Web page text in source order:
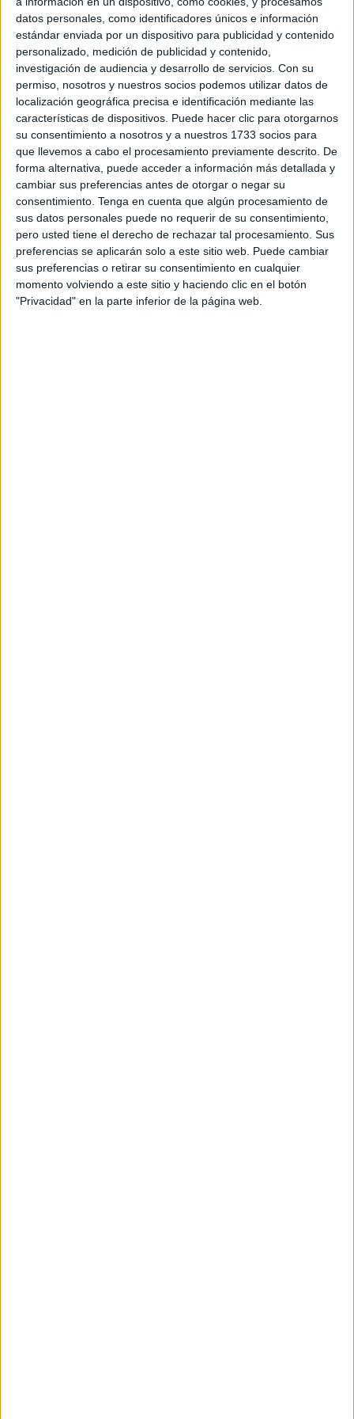
datos personales, como identificadores únicos e información
estándar enviada por un dispositivo para publicidad y contenido
personalizado, medición de publicidad y contenido,
investigación de audiencia y desarrollo de servicios. Con su
permiso, nosotros y nuestros socios podemos utilizar datos de
localización geográfica precisa e identificación mediante las
características de dispositivos. Puede hacer clic para otorgarnos
su consentimiento a nosotros y a nuestros 1733 socios para
que llevemos a cabo el procesamiento previamente descrito. De
forma alternativa, puede acceder a información más detallada y
cambiar sus preferencias antes de otorgar o negar su
consentimiento. Tenga en cuenta que algún procesamiento de
sus datos personales puede no requerir de su consentimiento,
pero usted tiene el derecho de rechazar tal procesamiento. Sus
preferencias se aplicarán solo a este sitio web. Puede cambiar
sus preferencias o retirar su consentimiento en cualquier
momento volviendo a este sitio y haciendo clic en el botón
"Privacidad" en la parte inferior de la página web.
alambrada y un muro, perohasta 2022pudieron acceder
con una llave. A partir de entonces, loscuidadoresno
tienen acceso a los animales y han tenido que
ingeniárselas para alimentar a estos gatos, que es lo único
que pueden hacer por ellos.
“Así quieren que alimentemos a los animales. Con
recipientes de cartonesde leche o bandejas de
embutido, que apenas caben por la verja”, denuncia
Hernández.
Lasconsecuenciashan sidograves: numerosas crías
han muerto, ya sea por inanición o por no disponer de
cuidados o atenciones. Loscuidadores no pueden
atender a los gatos enfermos ni controlar la natalidad
porque no pueden acceder al recinto. “Ahora mismo puede